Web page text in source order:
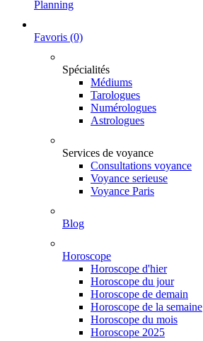
Planning
Favoris (0)
Spécialités
Médiums
Tarologues
Numérologues
Astrologues
Services de voyance
Consultations voyance
Voyance serieuse
Voyance Paris
Blog
Horoscope
Horoscope d'hier
Horoscope du jour
Horoscope de demain
Horoscope de la semaine
Horoscope du mois
Horoscope 2025